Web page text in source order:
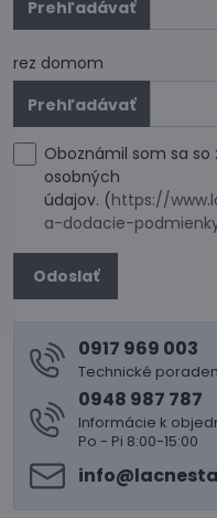
rez domom
Oboznámil som sa
osobných
údajov. (https://
a-dodacie-
Odoslať
0917 969 003
Technické
0948 987 787
Informácie k
Po - Pi 8:00-15:00